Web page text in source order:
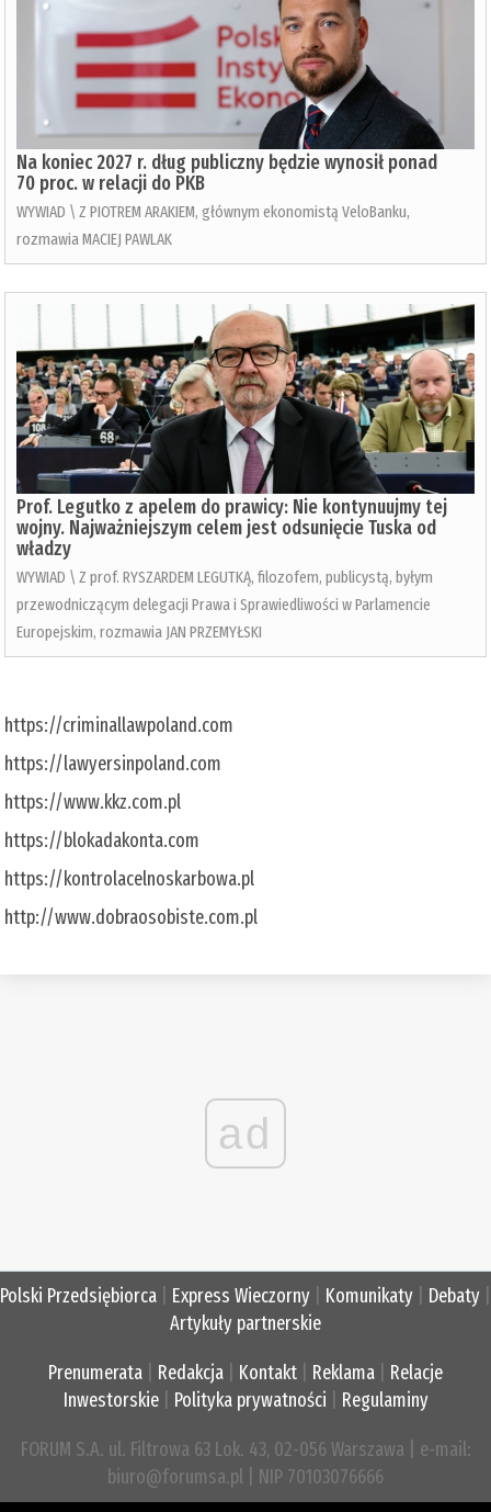
Na koniec 2027 r. dług publiczny będzie wynosił ponad
70 proc. w relacji do PKB
WYWIAD \ Z PIOTREM ARAKIEM, głównym ekonomistą VeloBanku,
rozmawia MACIEJ PAWLAK
Prof. Legutko z apelem do prawicy: Nie kontynuujmy tej
wojny. Najważniejszym celem jest odsunięcie Tuska od
władzy
WYWIAD \ Z prof. RYSZARDEM LEGUTKĄ, filozofem, publicystą, byłym
przewodniczącym delegacji Prawa i Sprawiedliwości w Parlamencie
Europejskim, rozmawia JAN PRZEMYŁSKI
https://criminallawpoland.com
https://lawyersinpoland.com
https://www.kkz.com.pl
https://blokadakonta.com
https://kontrolacelnoskarbowa.pl
http://www.dobraosobiste.com.pl
ad
Polski Przedsiębiorca Express Wieczorny Komunikaty Debaty
Artykuły partnerskie
Prenumerata Redakcja Kontakt Reklama
Relacje
Inwestorskie| Polityka prywatności Regulaminy
FORUM S.A. ul. Filtrowa 63 Lok. 43, 02-056 Warszawa | e-mail:
biuro@forumsa.pl | NIP 70103076666